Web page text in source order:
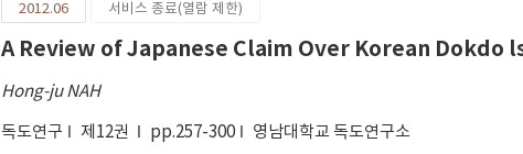
2012.06 서비스 종료(열람 제한)
A Review of Japanese Claim Over Korean
Hong-ju NAH
독도연구 제12권 pp.257-300 영남대학교 독도연구소